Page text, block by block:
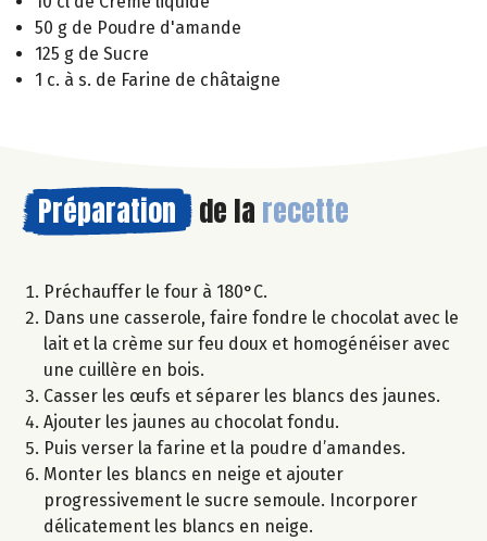
50 g de Poudre d'amande
125 g de Sucre
1 c. à s. de Farine de châtaigne
Préparation de la recette
Préchauffer le four à 180°C.
Dans une casserole, faire fondre le chocolat avec le
lait et la crème sur feu doux et homogénéiser avec
une cuillère en bois.
Casser les œufs et séparer les blancs des jaunes.
Ajouter les jaunes au chocolat fondu.
Puis verser la farine et la poudre d’amandes.
Monter les blancs en neige et ajouter
progressivement le sucre semoule. Incorporer
délicatement les blancs en neige.